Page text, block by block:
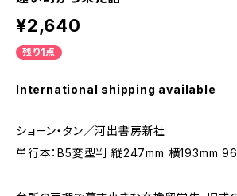
¥2,640
残り1点
International shipping available
ショーン・タン／河出書房新社
単行本：B5変型判 縦247mm 横193mm